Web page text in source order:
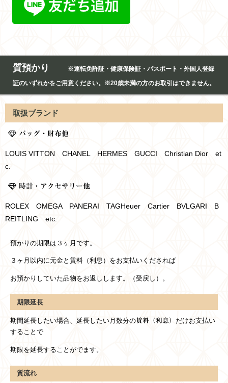
質預かり
※運転免許証・健康保険証・パスポート・外国人登録
証のいずれかをご用意ください。※20歳未満の方のお取引はできません。
取扱ブランド
バッグ・財布他
LOUIS VITTON CHANEL HERMES GUCCI Christian Dior et
c.
時計・アクセサリー他
ROLEX OMEGA PANERAI TAGHeuer Cartier BVLGARI B
REITLING etc.
預かりの期限は３ヶ月です。
３ヶ月以内に元金と賃料（利息）をお支払いくだされば
お預かりしていた品物をお返しします。（受戻し）。
期限延長
期間延長したい場合、延長したい月数分の賃料（利息） だけお支払い
することで
期限を延長することがでます。
質流れ